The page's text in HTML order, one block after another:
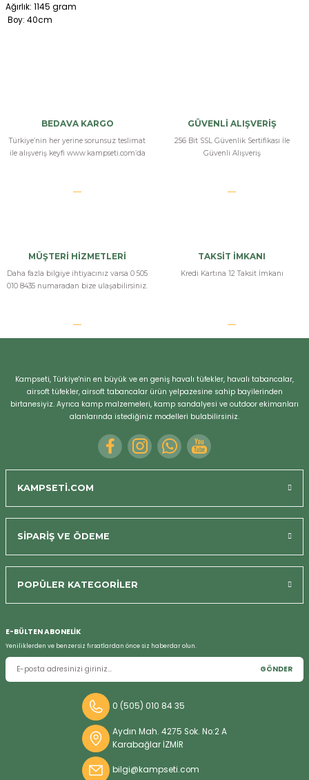
Ağırlık: 1145 gram
Boy: 40cm
BEDAVA KARGO
Türkiye’nin her yerine sorunsuz teslimat
ile alışveriş keyfi www.kampseti.com’da
GÜVENLİ ALIŞVERİŞ
256 Bit SSL Güvenlik Sertifikası İle
Güvenli Alışveriş
MÜŞTERİ HİZMETLERİ
Daha fazla bilgiye ihtiyacınız varsa 0 505
010 8435 numaradan bize ulaşabilirsiniz.
TAKSİT İMKANI
Kredi Kartına 12 Taksit İmkanı
Kampseti, Türkiye'nin en büyük ve en geniş havalı tüfekler, havalı tabancalar,
airsoft tüfekler, airsoft tabancalar ürün yelpazesine sahip bayilerinden
birtanesiyiz. Ayrıca kamp malzemeleri, kamp sandalyesi ve outdoor ekimanları
alanlarında istediğiniz modelleri bulabilirsiniz.
KAMPSETİ.COM
SİPARİŞ VE ÖDEME
POPÜLER KATEGORİLER
E-BÜLTEN ABONELİK
Yeniliklerden ve benzersiz fırsatlardan önce siz haberdar olun.
GÖNDER
0 (505) 010 84 35
Aydın Mah. 4275 Sok. No:2 A
Karabağlar İZMİR
bilgi@kampseti.com
Bizi Arayın